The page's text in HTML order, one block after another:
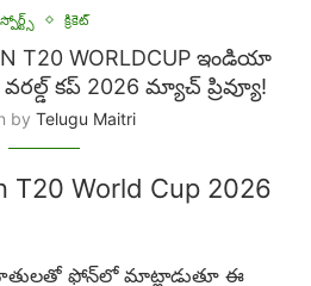
స్పోర్ట్స్ క్రికెట్
T20 WORLDCUP ఇండియా
కప్ 2026 మ్యాచ్ ప్రివ్యూ!
by Telugu Maitri
T20 World Cup 2026
ఫోన్‌లో మాట్లాడుతూ ఈ